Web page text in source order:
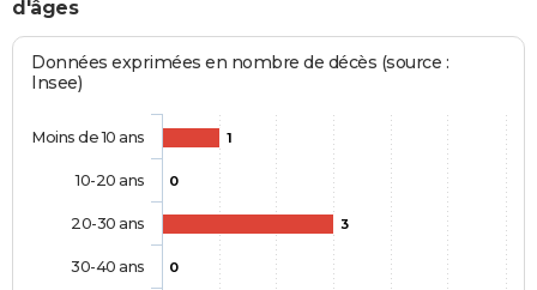
d'âges
Données exprimées en nombre de décès (source :
Insee)
1
0
3
0
Moins de 10 ans
10-20 ans
20-30 ans
30-40 ans